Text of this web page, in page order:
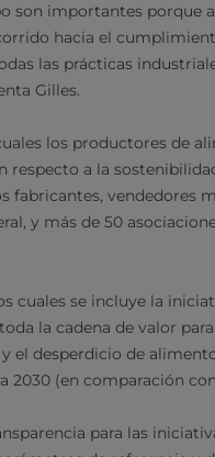
son importantes porque
hacia el
las prácticas
Gilles.
los productores de
a la
fabricantes, vendedores
y más de 50
cuales se incluye la
la cadena de valor
el desperdicio de
2030 (en comparación con
para las